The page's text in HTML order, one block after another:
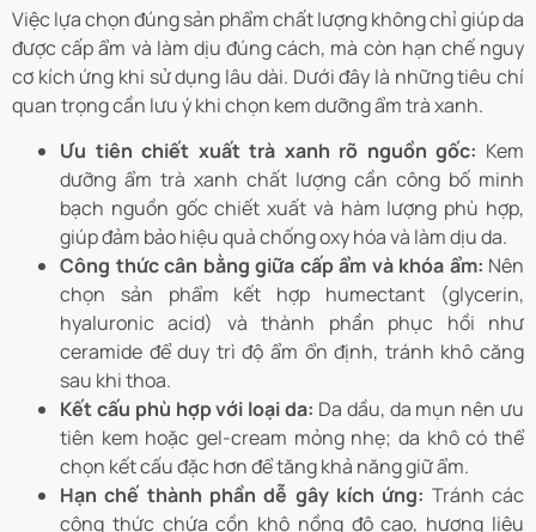
Việc lựa chọn đúng sản phẩm chất lượng không chỉ giúp da
được cấp ẩm và làm dịu đúng cách, mà còn hạn chế nguy
cơ kích ứng khi sử dụng lâu dài. Dưới đây là những tiêu chí
quan trọng cần lưu ý khi chọn kem dưỡng ẩm trà xanh.
Ưu tiên chiết xuất trà xanh rõ nguồn gốc: Kem
dưỡng ẩm trà xanh chất lượng cần công bố minh
bạch nguồn gốc chiết xuất và hàm lượng phù hợp,
giúp đảm bảo hiệu quả chống oxy hóa và làm dịu da.
Công thức cân bằng giữa cấp ẩm và khóa ẩm: Nên
chọn sản phẩm kết hợp humectant (glycerin,
hyaluronic acid) và thành phần phục hồi như
ceramide để duy trì độ ẩm ổn định, tránh khô căng
sau khi thoa.
Kết cấu phù hợp với loại da: Da dầu, da mụn nên ưu
tiên kem hoặc gel-cream mỏng nhẹ; da khô có thể
chọn kết cấu đặc hơn để tăng khả năng giữ ẩm.
Hạn chế thành phần dễ gây kích ứng: Tránh các
công thức chứa cồn khô nồng độ cao, hương liệu